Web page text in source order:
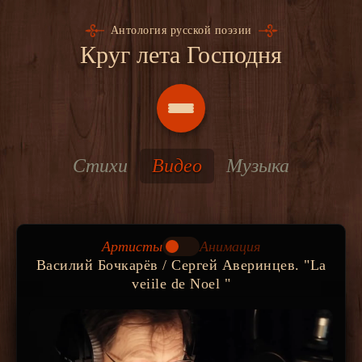
Антология русской поэзии
Круг лета Господня
Стихи Видео Музыка
Василий Бочкарёв / Сергей Аверинцев. "La
veiile de Noel "
Артисты Анимация